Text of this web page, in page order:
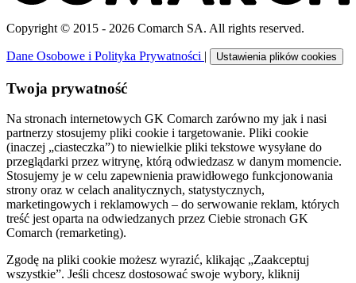
Copyright © 2015 - 2026 Comarch SA. All rights reserved.
Dane Osobowe i Polityka Prywatności | Ustawienia plików cookies
Twoja prywatność
Na stronach internetowych GK Comarch zarówno my jak i nasi
partnerzy stosujemy pliki cookie i targetowanie. Pliki cookie
(inaczej „ciasteczka”) to niewielkie pliki tekstowe wysyłane do
przeglądarki przez witrynę, którą odwiedzasz w danym momencie.
Stosujemy je w celu zapewnienia prawidłowego funkcjonowania
strony oraz w celach analitycznych, statystycznych,
marketingowych i reklamowych – do serwowanie reklam, których
treść jest oparta na odwiedzanych przez Ciebie stronach GK
Comarch (remarketing).
Zgodę na pliki cookie możesz wyrazić, klikając „Zaakceptuj
wszystkie”. Jeśli chcesz dostosować swoje wybory, kliknij